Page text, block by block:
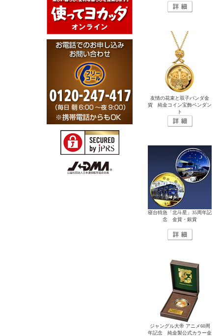
友情の花束と双子パンダ金
貨 純金コイン宝飾ペンダン
ト
寝台特急「北斗星」35周年記
念 金貨・銀貨
ジャングル大帝 アニメ60周
年記念 純金製公式カラー金